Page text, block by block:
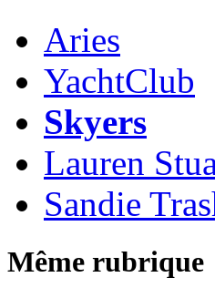
Aries
YachtClub
Skyers
Lauren
Sandie
Même rubrique